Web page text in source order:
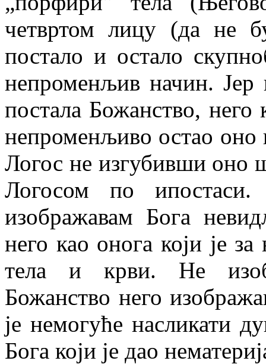
четвртом лицу (да не
постало и остало
непроменљив начин. Јер
постала Божанство,
непроменљиво остао оно
Логос не изгубивши оно
Логосом по
изображавам Бога
него као онога који је
тела и крви. Не
Божанство него
је немогуће насликати
Бога који је дао